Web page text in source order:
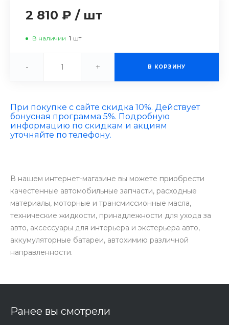
2 810 ₽ / шт
В наличии 1 шт
- + В КОРЗИНУ
При покупке с сайте скидка 10%. Действует
бонусная программа 5%. Подробную
информацию по скидкам и акциям
уточняйте по телефону.
В нашем интернет-магазине вы можете приобрести
качестенные автомобильные запчасти, расходные
материалы, моторные и трансмиссионные масла,
технические жидкости, принадлежности для ухода за
авто, аксессуары для интерьера и экстерьера авто,
аккумуляторные батареи, автохимию различной
направленности.
Ранее вы смотрели